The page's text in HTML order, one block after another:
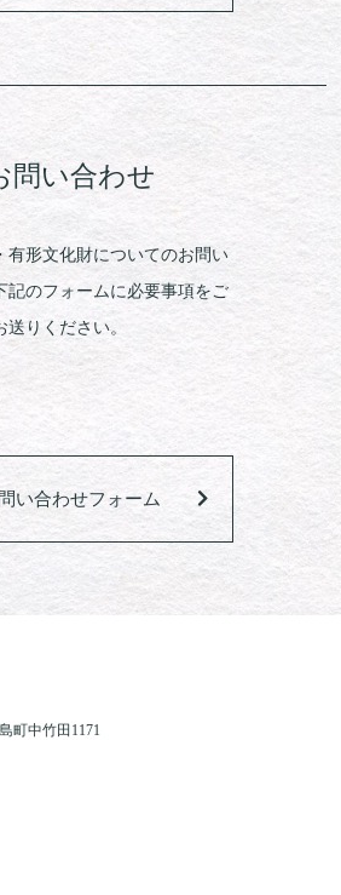
問い合わせ
有形文化財についてのお問い
記のフォームに必要事項をご
りください。
い合わせフォーム
町中竹田1171